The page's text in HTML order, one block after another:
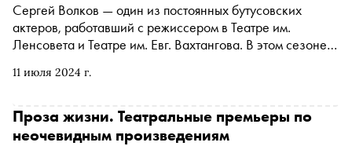
11 июля 2024 г.
Сергей Волков — один из постоянных бутусовских
актеров, работавший с режиссером в Театре им.
Ленсовета и Театре им. Евг. Вахтангова. В этом сезоне
дети» и «Мой брат умер» в Театре Наций, а также
поговорил с артистом о его новых работах, о Юрии
Бутусове и о том, почему он ушел из Театра Вахтангова
Проза жизни. Театральные премьеры по
неочевидным произведениям